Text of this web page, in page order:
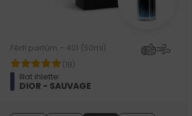
Férfi parfüm – 401 (50ml)
(18)
Illat ihlette:
DIOR - SAUVAGE